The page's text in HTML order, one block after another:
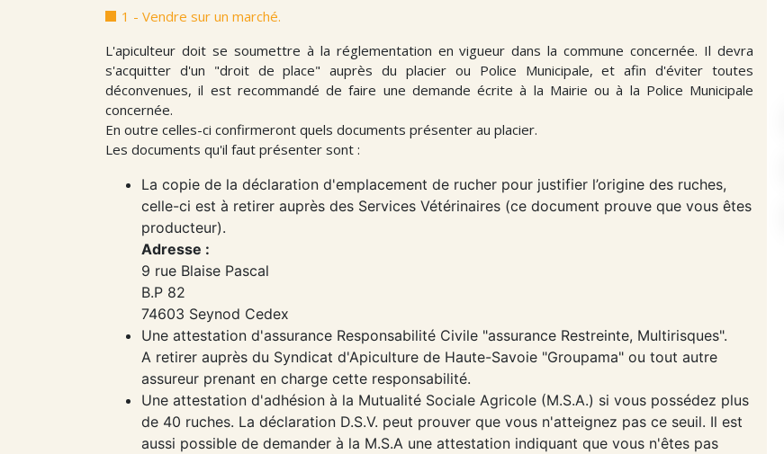
1 - Vendre sur un marché.
L'apiculteur doit se soumettre à la réglementation en vigueur dans la commune concernée. Il devra
s'acquitter d'un "droit de place" auprès du placier ou Police Municipale, et afin d'éviter toutes
déconvenues, il est recommandé de faire une demande écrite à la Mairie ou à la Police Municipale
concernée.
En outre celles-ci confirmeront quels documents présenter au placier.
Les documents qu'il faut présenter sont :
La copie de la déclaration d'emplacement de rucher pour justifier l’origine des ruches,
celle-ci est à retirer auprès des Services Vétérinaires (ce document prouve que vous êtes
producteur).
Adresse :
9 rue Blaise Pascal
B.P 82
74603 Seynod Cedex
Une attestation d'assurance Responsabilité Civile "assurance Restreinte, Multirisques".
A retirer auprès du Syndicat d'Apiculture de Haute-Savoie "Groupama" ou tout autre
assureur prenant en charge cette responsabilité.
Une attestation d'adhésion à la Mutualité Sociale Agricole (M.S.A.) si vous possédez plus
de 40 ruches. La déclaration D.S.V. peut prouver que vous n'atteignez pas ce seuil. Il est
aussi possible de demander à la M.S.A une attestation indiquant que vous n'êtes pas